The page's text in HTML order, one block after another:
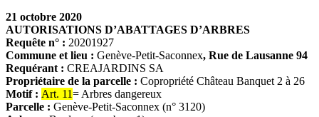
21 octobre 2020
AUTORISATIONS D’ABATTAGES D’ARBRES
Requête n° : 20201927
Commune et lieu : Genève-Petit-Saconnex, Rue de Lausanne 94
Requérant : CREAJARDINS SA
Propriétaire de la parcelle : Copropriété Château Banquet 2 à 26
Motif : Art. 11= Arbres dangereux
Parcelle : Genève-Petit-Saconnex (n° 3120)